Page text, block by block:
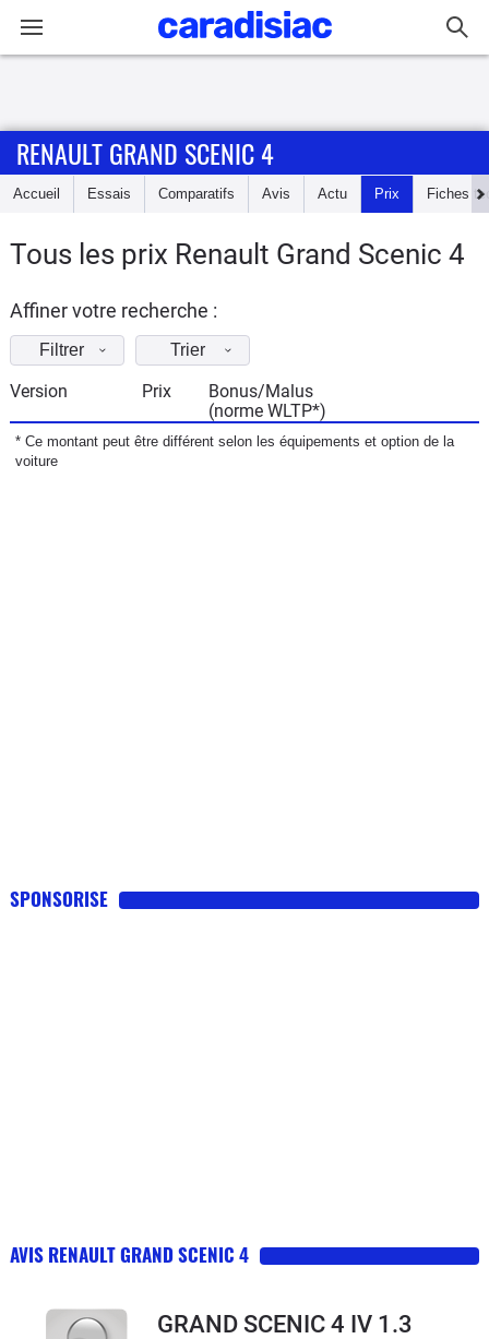
Accueil
Essais
Guide
d'achat
Electriques
Utilitaires
RENAULT GRAND SCENIC 4
Accueil Essais Comparatifs Avis Actu Prix Fiches
Tous les prix Renault Grand Scenic 4
Affiner votre recherche :
Filtrer Trier
Version Prix
Bonus/Malus
(norme WLTP*)
* Ce montant peut être différent selon les équipements et option de la
voiture
SPONSORISE
AVIS RENAULT GRAND SCENIC 4
GRAND SCENIC 4 IV 1.3